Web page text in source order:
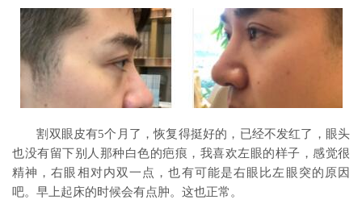
割双眼皮有5个月了，恢复得挺好的，已经不发红了，眼头
也没有留下别人那种白色的疤痕，我喜欢左眼的样子，感觉很
精神，右眼相对内双一点，也有可能是右眼比左眼突的原因
吧。早上起床的时候会有点肿。这也正常。